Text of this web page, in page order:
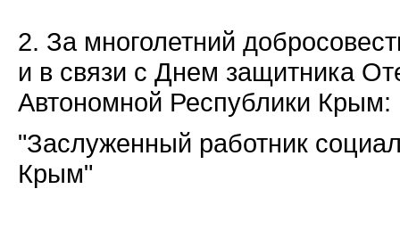
2. За многолетний
и в связи с Днем защитника
Автономной Республики Крым:
"Заслуженный работник
Крым"